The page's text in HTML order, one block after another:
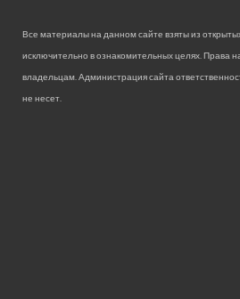
Все материалы на данном сайте взяты из
исключительно в ознакомительных целях. Права
владельцам. Администрация сайта
не несет.